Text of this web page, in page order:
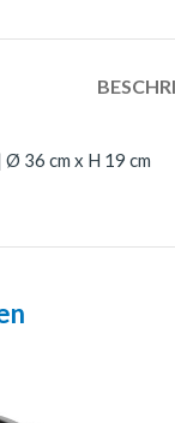
36 cm x H 19 cm